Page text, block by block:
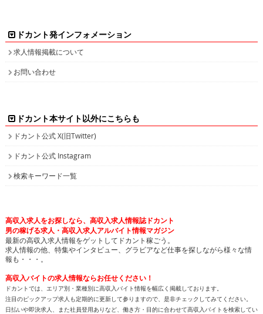
ドカント発インフォメーション
求人情報掲載について
お問い合わせ
ドカント本サイト以外にこちらも
ドカント公式 X(旧Twitter)
ドカント公式 Instagram
検索キーワード一覧
高収入求人をお探しなら、高収入求人情報誌ドカント
男の稼げる求人・高収入求人アルバイト情報マガジン
最新の高収入求人情報をゲットしてドカント稼ごう。
求人情報の他、特集やインタビュー、グラビアなど仕事を探しながら様々な情
報も・・・。
高収入バイトの求人情報ならお任せください！
ドカントでは、エリア別・業種別に高収入バイト情報を幅広く掲載しております。
注目のピックアップ求人も定期的に更新して参りますので、是非チェックしてみてください。
日払いや即決求人、また社員登用ありなど、働き方・目的に合わせて高収入バイトを検索してい